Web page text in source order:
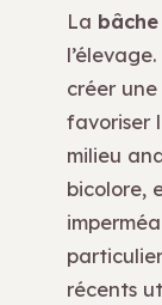
La
créer
favoriser
milieu
bicolore,
récents